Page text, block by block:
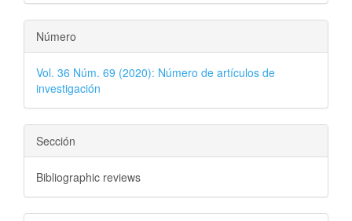
Número
Vol. 36 Núm. 69 (2020): Número de artículos de
investigación
Sección
Bibliographic reviews